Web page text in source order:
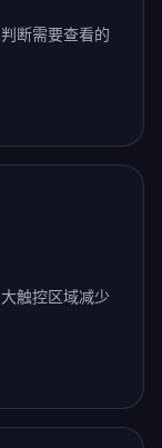
断需要查看的
触控区域减少